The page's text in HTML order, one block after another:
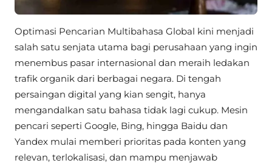
Optimasi Pencarian Multibahasa Global kini menjadi
salah satu senjata utama bagi perusahaan yang ingin
menembus pasar internasional dan meraih ledakan
trafik organik dari berbagai negara. Di tengah
persaingan digital yang kian sengit, hanya
mengandalkan satu bahasa tidak lagi cukup. Mesin
pencari seperti Google, Bing, hingga Baidu dan
Yandex mulai memberi prioritas pada konten yang
relevan, terlokalisasi, dan mampu menjawab